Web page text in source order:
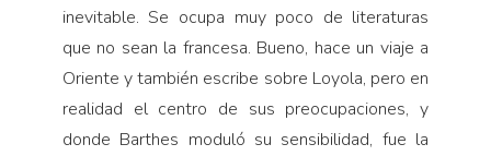
inevitable. Se ocupa muy poco de literaturas
que no sean la francesa. Bueno, hace un viaje a
Oriente y también escribe sobre Loyola, pero en
realidad el centro de sus preocupaciones, y
donde Barthes moduló su sensibilidad, fue la